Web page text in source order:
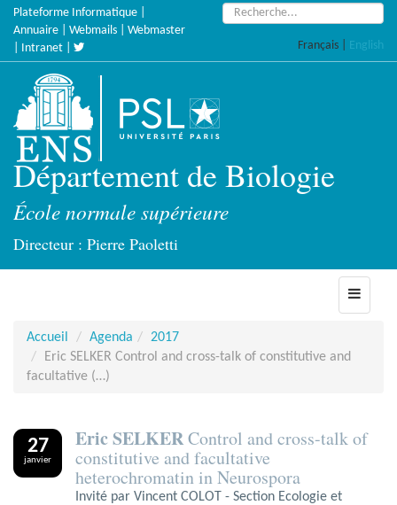
Accèder
directement
Plateforme Informatique
Annuaire
Webmails
Webmaster
Intranet
Rechercher :
Français English
Département de Biologie
École normale supérieure
Directeur : Pierre Paoletti
Toggle
Accueil
Agenda
2017
Eric SELKER Control and cross-talk of constitutive and
facultative (…)
27
janvier
Eric SELKERControl and cross-talk of
constitutive and facultative
heterochromatin in Neurospora
Invité par Vincent COLOT - Section Ecologie et